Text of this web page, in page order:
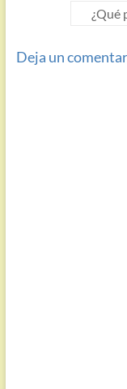
¿Qué
Deja un